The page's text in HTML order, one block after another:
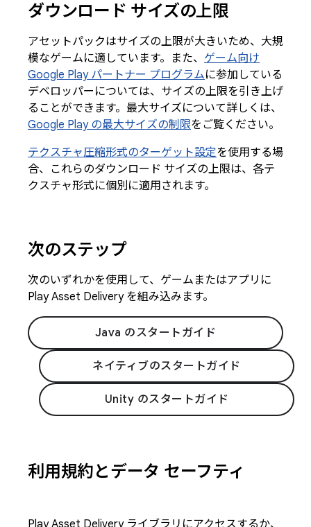
ダウンロード サイズの上限
アセットパックはサイズの上限が大きいため、大規
模なゲームに適しています。また、 ゲーム向け
Google Play パートナー プログラムに参加している
デベロッパーについては、サイズの上限を引き上げ
ることができます。最大サイズについて詳しくは、
Google Play の最大サイズの制限をご覧ください。
テクスチャ圧縮形式のターゲット設定を使用する場
合、これらのダウンロード サイズの上限は、各テ
クスチャ形式に個別に適用されます。
次のステップ
次のいずれかを使用して、ゲームまたはアプリに
Play Asset Delivery を組み込みます。
Java のスタートガイド
ネイティブのスタートガイド
Unity のスタートガイド
利用規約とデータ セーフティ
Play Asset Delivery ライブラリにアクセスするか、